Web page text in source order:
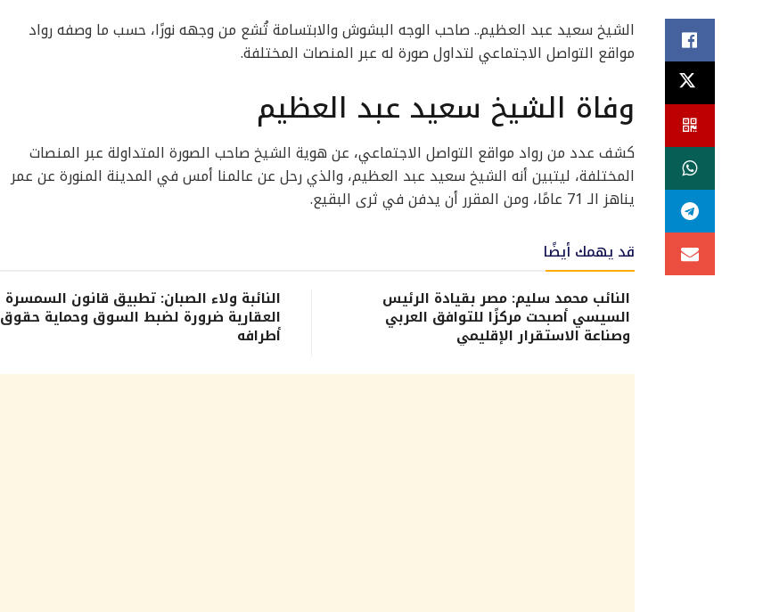
الشيخ سعيد عبد العظيم.. صاحب الوجه البشوش والابتسامة تُشع من وجهه نورًا، حسب ما وصفه رواد
مواقع التواصل الاجتماعي لتداول صورة له عبر المنصات المختلفة.
وفاة الشيخ سعيد عبد العظيم
كشف عدد من رواد مواقع التواصل الاجتماعي، عن هوية الشيخ صاحب الصورة المتداولة عبر المنصات
المختلفة، ليتبين أنه الشيخ سعيد عبد العظيم، والذي رحل عن عالمنا أمس في المدينة المنورة عن عمر
يناهز الـ 71 عامًا، ومن المقرر أن يدفن في ثرى البقيع.
قد يهمك أيضًا
النائب محمد سليم: مصر بقيادة الرئيس
السيسي أصبحت مركزًا للتوافق العربي
وصناعة الاستقرار الإقليمي
النائبة ولاء الصبان: تطبيق قانون السمسرة
العقارية ضرورة لضبط السوق وحماية حقوق
أطرافه